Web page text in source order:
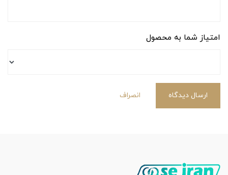
امتیاز شما به محصول
ارسال دیدگاه انصراف